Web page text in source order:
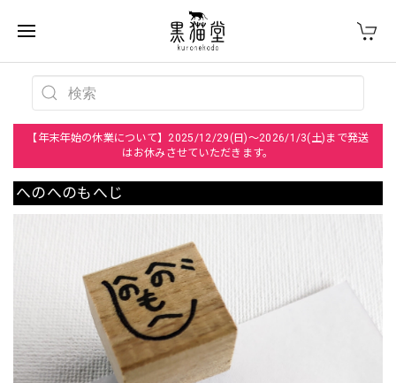
【年末年始の休業について】2025/12/29(日)～2026/1/3(土)まで発送
はお休みさせていただきます。
へのへのもへじ